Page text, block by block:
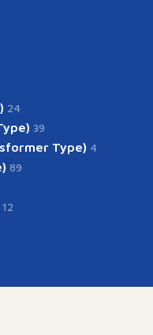
24
39
Type) 4
89
12